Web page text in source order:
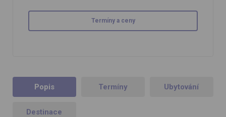
Termíny a ceny
Popis Termíny Ubytování
Destinace